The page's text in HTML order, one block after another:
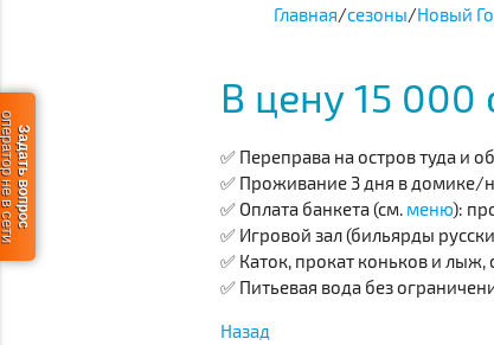
Главная/сезоны/Новый
В цену 15 000
✅ Переправа на остров туда и
✅ Проживание 3 дня в домике/
✅ Оплата банкета (см. меню):
✅ Игровой зал (бильярды
✅ Каток, прокат коньков и лыж,
✅ Питьевая вода без
Назад
Задать вопрос
в сети